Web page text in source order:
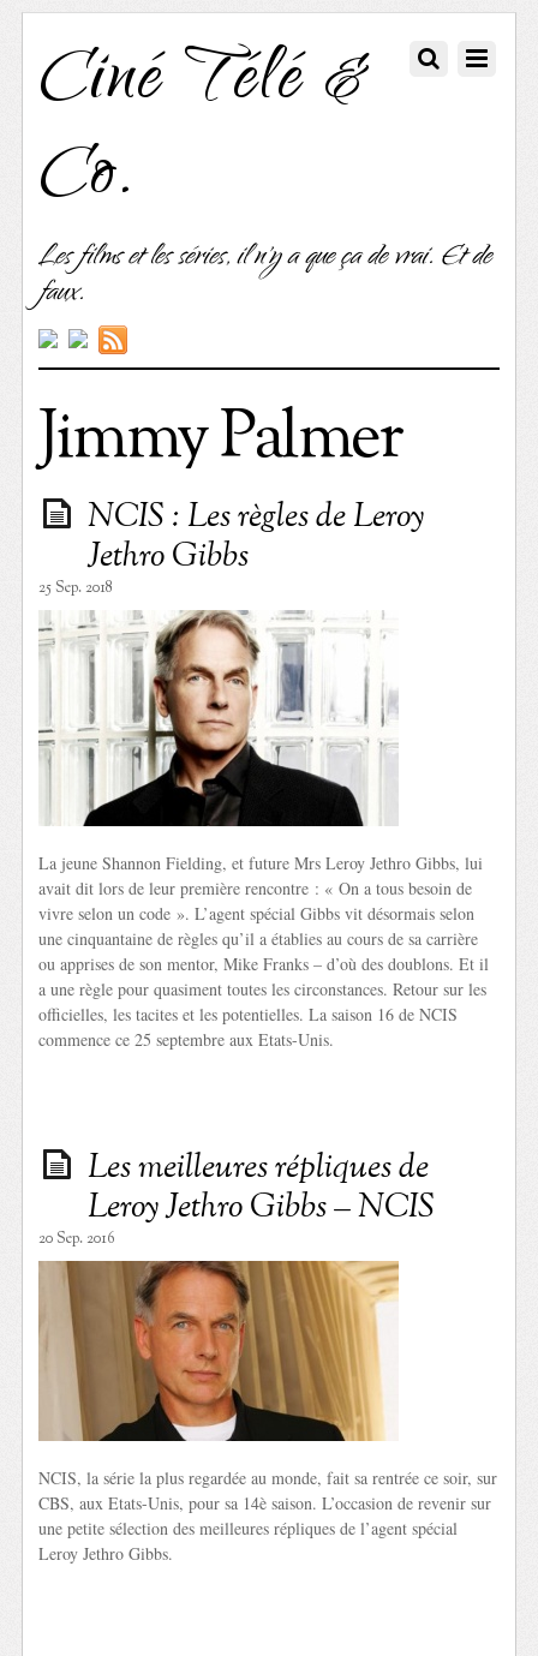
Ciné Télé &
Co.
Les films et les séries, il n'y a que ça de vrai. Et de
faux.
Jimmy Palmer
NCIS : Les règles de Leroy
Jethro Gibbs
25 Sep. 2018
La jeune Shannon Fielding, et future Mrs Leroy Jethro Gibbs, lui
avait dit lors de leur première rencontre : « On a tous besoin de
vivre selon un code ». L’agent spécial Gibbs vit désormais selon
une cinquantaine de règles qu’il a établies au cours de sa carrière
ou apprises de son mentor, Mike Franks – d’où des doublons. Et il
a une règle pour quasiment toutes les circonstances. Retour sur les
officielles, les tacites et les potentielles. La saison 16 de NCIS
commence ce 25 septembre aux Etats-Unis.
Les meilleures répliques de
Leroy Jethro Gibbs – NCIS
20 Sep. 2016
NCIS, la série la plus regardée au monde, fait sa rentrée ce soir, sur
CBS, aux Etats-Unis, pour sa 14è saison. L’occasion de revenir sur
une petite sélection des meilleures répliques de l’agent spécial
Leroy Jethro Gibbs.